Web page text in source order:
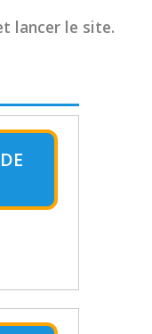
lancer le site.